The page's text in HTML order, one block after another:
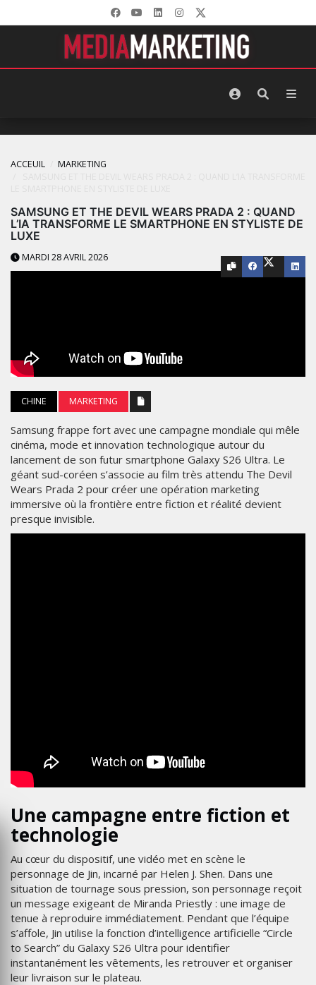
ACCEUIL
MARKETING
SAMSUNG ET THE DEVIL WEARS PRADA 2 : QUAND
L’IA TRANSFORME LE SMARTPHONE EN STYLISTE DE
LUXE
MARDI 28 AVRIL 2026
CHINE MARKETING
Samsung frappe fort avec une campagne mondiale qui mêle
cinéma, mode et innovation technologique autour du
lancement de son futur smartphone Galaxy S26 Ultra. Le
géant sud-coréen s’associe au film très attendu The Devil
Wears Prada 2 pour créer une opération marketing
immersive où la frontière entre fiction et réalité devient
presque invisible.
Une campagne entre fiction et
technologie
Au cœur du dispositif, une vidéo met en scène le
personnage de Jin, incarné par Helen J. Shen. Dans une
situation de tournage sous pression, son personnage reçoit
un message exigeant de Miranda Priestly : une image de
tenue à reproduire immédiatement. Pendant que l’équipe
s’affole, Jin utilise la fonction d’intelligence artificielle “Circle
to Search” du Galaxy S26 Ultra pour identifier
instantanément les vêtements, les retrouver et organiser
leur livraison sur le plateau.